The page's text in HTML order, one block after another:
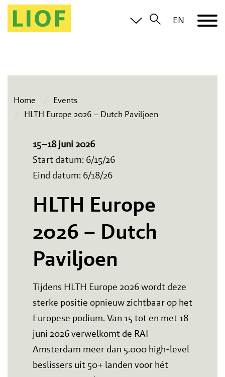
EN
Home
Events
HLTH Europe 2026 – Dutch Paviljoen
15–18 juni 2026
Start datum: 6/15/26
Eind datum: 6/18/26
HLTH Europe
2026 – Dutch
Paviljoen
Tijdens HLTH Europe 2026 wordt deze
sterke positie opnieuw zichtbaar op het
Europese podium. Van 15 tot en met 18
juni 2026 verwelkomt de RAI
Amsterdam meer dan 5.000 high-level
beslissers uit 50+ landen voor hét